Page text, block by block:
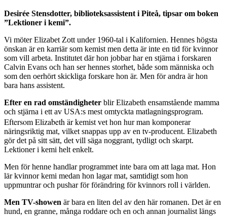
Desirée Stensdotter, biblioteksassistent i Piteå, tipsar om boken
”Lektioner i kemi”.
Vi möter Elizabet Zott under 1960-tal i Kalifornien. Hennes högsta
önskan är en karriär som kemist men detta är inte en tid för kvinnor
som vill arbeta. Institutet där hon jobbar har en stjärna i forskaren
Calvin Evans och han ser hennes storhet, både som människa och
som den oerhört skickliga forskare hon är. Men för andra är hon
bara hans assistent.
Efter en rad omständigheter blir Elizabeth ensamstående mamma
och stjärna i ett av USA:s mest omtyckta matlagningsprogram.
Eftersom Elizabeth är kemist vet hon hur man komponerar
näringsriktig mat, vilket snappas upp av en tv-producent. Elizabeth
gör det på sitt sätt, det vill säga noggrant, tydligt och skarpt.
Lektioner i kemi helt enkelt.
Men för henne handlar programmet inte bara om att laga mat. Hon
lär kvinnor kemi medan hon lagar mat, samtidigt som hon
uppmuntrar och pushar för förändring för kvinnors roll i världen.
Men TV-showen är bara en liten del av den här romanen. Det är en
hund, en granne, många roddare och en och annan journalist längs